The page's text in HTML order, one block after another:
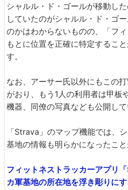
シャルル・ド・ゴールが移動し
していたのがシャルル・ド・ゴ
のかはわからないものの、「フ
もとに位置を正確に特定するこ
す。
なお、アーサー氏以外にもこの
がおり、もう1人の利用者は甲板
機器、同僚の写真なども公開して
「Strava」のマップ機能では、
基地の情報も明らかになったこと
フィットネストラッカーアプリ
カ軍基地の所在地を浮き彫りに